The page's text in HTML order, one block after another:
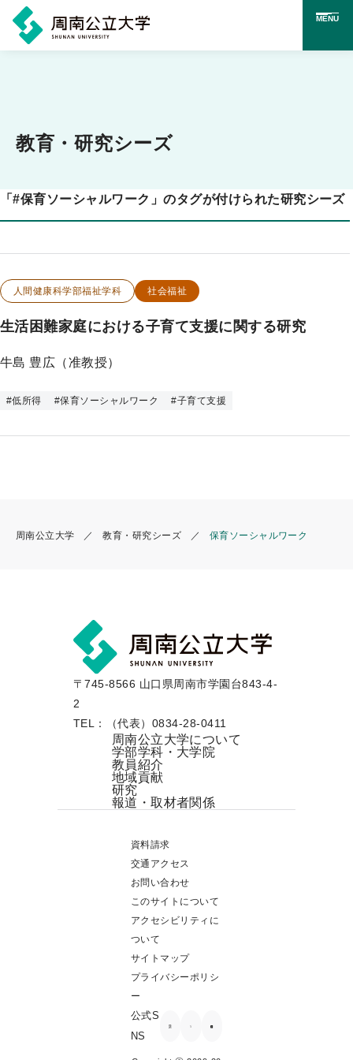
ス
プ
MENU
教育・研究シーズ
「#保育ソーシャルワーク」のタグが付けられた研究シーズ
この研究のカテゴリー
人間健康科学部福祉学科 社会福祉
生活困難家庭における子育て支援に関する研究
牛島 豊広（准教授）
この研究のキーワード
#低所得 #保育ソーシャルワーク #子育て支援
周南公立大学 教育・研究シーズ 保育ソーシャルワーク
〒745-8566 山口県周南市学園台843-4-
2
TEL：（代表）0834-28-0411
周南公立大学について
学部学科・大学院
教員紹介
地域貢献
研究
報道・取材者関係
資料請求
交通アクセス
お問い合わせ
このサイトについて
アクセシビリティに
ついて
サイトマップ
プライバシーポリシ
ー
公式S
NS